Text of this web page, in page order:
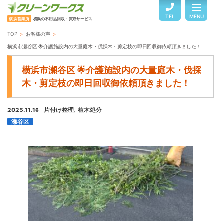
横浜営業所 横浜の不用品回収・買取サービス TEL MENU
TOP
サービスのご案内
ご利用の流れ
よくある質問
お客様の声
TOP お客様の声
横浜市瀬谷区 🌟介護施設内の大量庭木・伐採木・剪定枝の即日回収御依頼頂きました！
横浜市瀬谷区 🌟介護施設内の大量庭木・伐採
木・剪定枝の即日回収御依頼頂きました！
2025.11.16 片付け整理 植木処分
瀬谷区